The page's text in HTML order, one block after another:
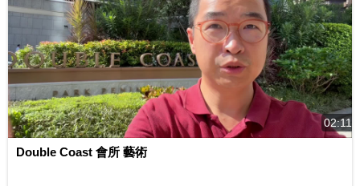
02:11
Double Coast 會所 藝術